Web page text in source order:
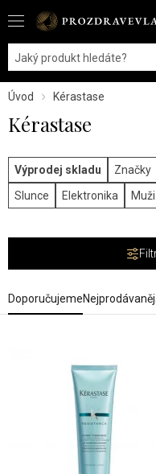
Úvod Kérastase
Kérastase
Výprodej skladu Značky
Slunce
Elektronika Muži
Doporučujeme